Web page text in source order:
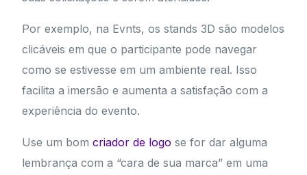
Por exemplo, na Evnts, os stands 3D são modelos
clicáveis em que o participante pode navegar
como se estivesse em um ambiente real. Isso
facilita a imersão e aumenta a satisfação com a
experiência do evento.
Use um bomcriador de logo se for dar alguma
lembrança com a “cara de sua marca” em uma